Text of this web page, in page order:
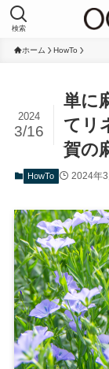
検索
ホーム HowTo
単に
てリ
賀の
2024
3/16
HowTo 2024年3